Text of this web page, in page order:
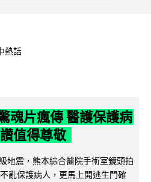
熱話
魂片瘋傳 醫護保護病
值得尊敬
地震，熊本綜合醫院手術室鏡頭拍
亂保護病人，更馬上開逃生門確